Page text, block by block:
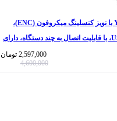
هدفون بلوتوثی مدل Y30 با نویز کنسلینگ میکروفون (ENC)،
درگاه شارژ USB Type-C، با قابلیت اتصال به چند دستگاه، دارای
2,597,000 تومان
4,600,000